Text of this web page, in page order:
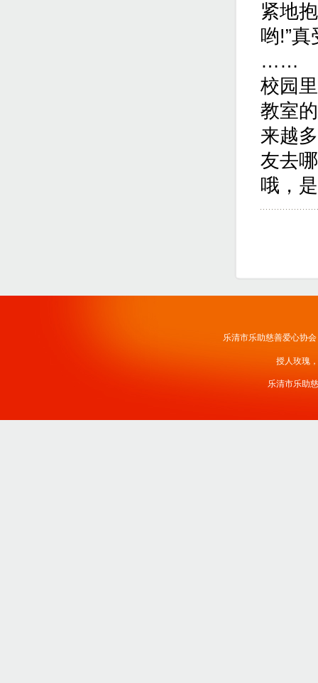
紧地
哟!”
……
校园
教室
来越
友去
哦，
乐清市乐助慈善爱心协
授人玫瑰
乐清市乐助